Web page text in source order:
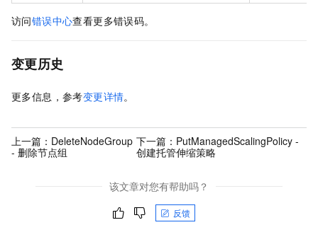
访问错误中心查看更多错误码。
变更历史
更多信息，参考变更详情。
上一篇： DeleteNodeGroup
- 删除节点组
下一篇： PutManagedScalingPolicy -
创建托管伸缩策略
该文章对您有帮助吗？
反馈